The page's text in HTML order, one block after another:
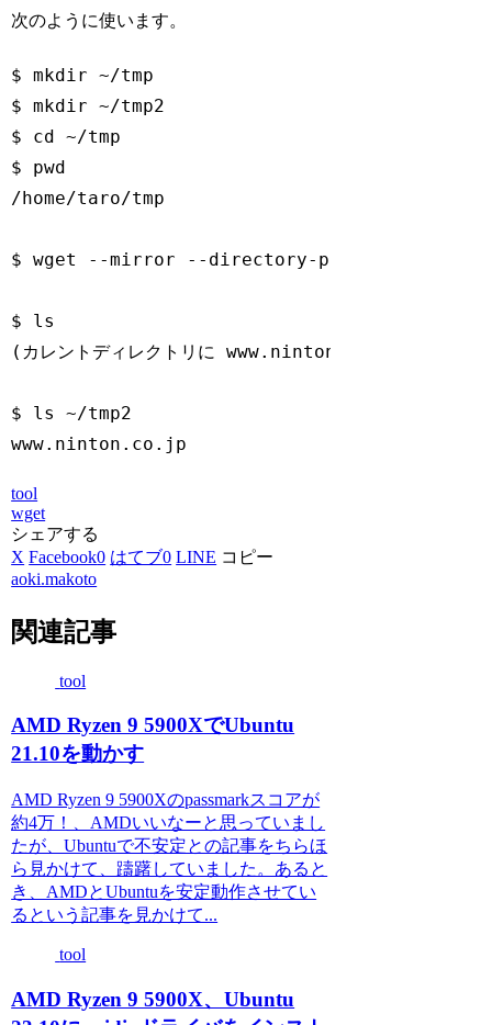
次のように使います。
$ mkdir ~/tmp
$ mkdir ~/tmp2
$ cd ~/tmp
$ pwd
/home/taro/tmp
$ wget --mirror --directory-prefix=/home/
$ ls
(カレントディレクトリに www.ninton.co.jp は作られ
$ ls ~/tmp2
www.ninton.co.jp
tool
wget
シェアする
X Facebook0 はてブ0 LINE コピー
aoki.makoto
関連記事
tool
AMD Ryzen 9 5900XでUbuntu
21.10を動かす
AMD Ryzen 9 5900Xのpassmarkスコアが
約4万！、AMDいいなーと思っていまし
たが、Ubuntuで不安定との記事をちらほ
ら見かけて、躊躇していました。あると
き、AMDとUbuntuを安定動作させてい
るという記事を見かけて...
tool
AMD Ryzen 9 5900X、Ubuntu